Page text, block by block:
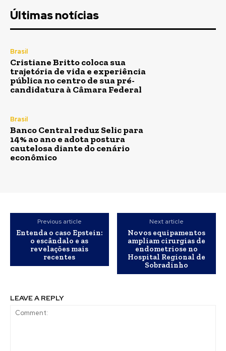
Últimas notícias
Brasil
Cristiane Britto coloca sua
trajetória de vida e experiência
pública no centro de sua pré-
candidatura à Câmara Federal
Brasil
Banco Central reduz Selic para
14% ao ano e adota postura
cautelosa diante do cenário
econômico
Previous article
Entenda o caso Epstein:
o escândalo e as
revelações mais
recentes
Next article
Novos equipamentos
ampliam cirurgias de
endometriose no
Hospital Regional de
Sobradinho
LEAVE A REPLY